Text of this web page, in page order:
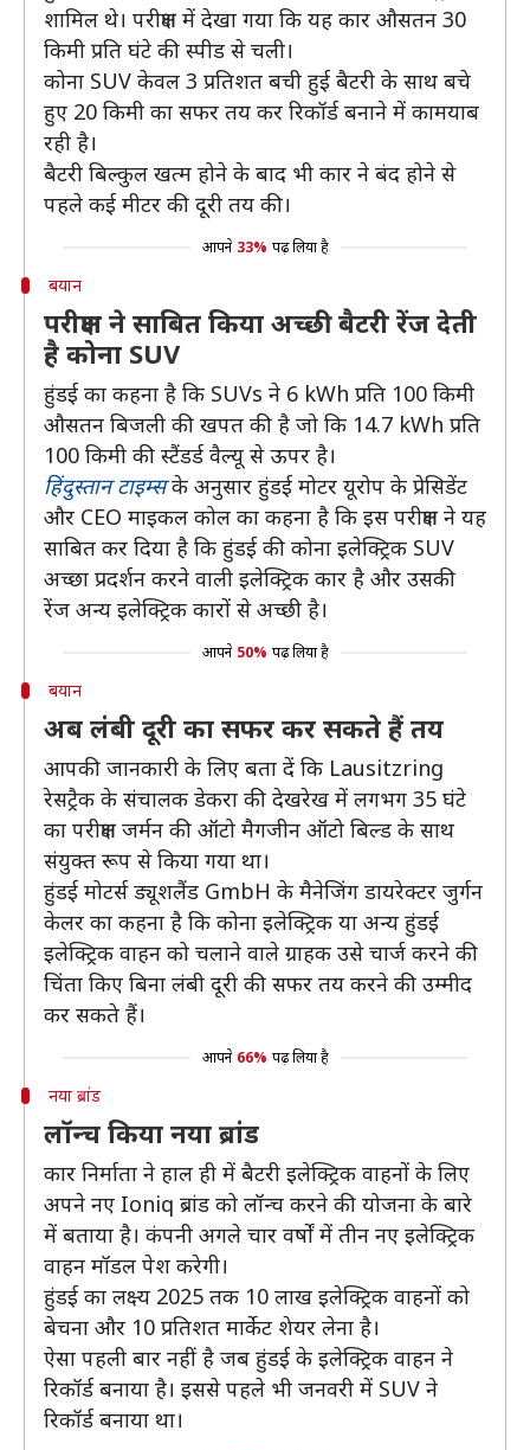
शामिल थे। परीक्षण में देखा गया कि यह कार औसतन 30
किमी प्रति घंटे की स्पीड से चली।
कोना SUV केवल 3 प्रतिशत बची हुई बैटरी के साथ बचे
हुए 20 किमी का सफर तय कर रिकॉर्ड बनाने में कामयाब
रही है।
बैटरी बिल्कुल खत्म होने के बाद भी कार ने बंद होने से
पहले कई मीटर की दूरी तय की।
आपने 33% पढ़ लिया है
बयान
परीक्षण ने साबित किया अच्छी बैटरी रेंज देती
है कोना SUV
हुंडई का कहना है कि SUVs ने 6 kWh प्रति 100 किमी
औसतन बिजली की खपत की है जो कि 14.7 kWh प्रति
100 किमी की स्टैंडर्ड वैल्यू से ऊपर है।
हिंदुस्तान टाइम्सके अनुसार हुंडई मोटर यूरोप के प्रेसिडेंट
और CEO माइकल कोल का कहना है कि इस परीक्षण ने यह
साबित कर दिया है कि हुंडई की कोना इलेक्ट्रिक SUV
अच्छा प्रदर्शन करने वाली इलेक्ट्रिक कार है और उसकी
रेंज अन्य इलेक्ट्रिक कारों से अच्छी है।
आपने 50% पढ़ लिया है
बयान
अब लंबी दूरी का सफर कर सकते हैं तय
आपकी जानकारी के लिए बता दें कि Lausitzring
रेसट्रैक के संचालक डेकरा की देखरेख में लगभग 35 घंटे
का परीक्षण जर्मन की ऑटो मैगजीन ऑटो बिल्ड के साथ
संयुक्त रूप से किया गया था।
हुंडई मोटर्स ड्यूशलैंड GmbH के मैनेजिंग डायरेक्टर जुर्गन
केलर का कहना है कि कोना इलेक्ट्रिक या अन्य हुंडई
इलेक्ट्रिक वाहन को चलाने वाले ग्राहक उसे चार्ज करने की
चिंता किए बिना लंबी दूरी की सफर तय करने की उम्मीद
कर सकते हैं।
आपने 66% पढ़ लिया है
नया ब्रांड
लॉन्च किया नया ब्रांड
कार निर्माता ने हाल ही में बैटरी इलेक्ट्रिक वाहनों के लिए
अपने नए Ioniq ब्रांड को लॉन्च करने की योजना के बारे
में बताया है। कंपनी अगले चार वर्षों में तीन नए इलेक्ट्रिक
वाहन मॉडल पेश करेगी।
हुंडई का लक्ष्य 2025 तक 10 लाख इलेक्ट्रिक वाहनों को
बेचना और 10 प्रतिशत मार्केट शेयर लेना है।
ऐसा पहली बार नहीं है जब हुंडई के इलेक्ट्रिक वाहन ने
रिकॉर्ड बनाया है। इससे पहले भी जनवरी में SUV ने
रिकॉर्ड बनाया था।